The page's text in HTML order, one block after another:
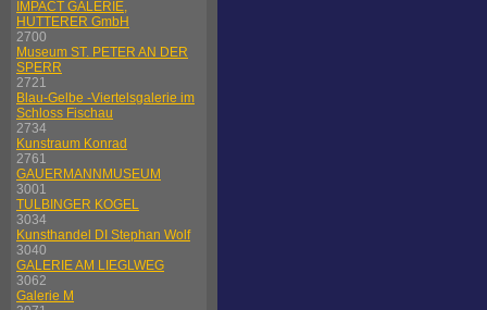
IMPACT GALERIE,
HUTTERER GmbH
2700
Museum ST. PETER AN DER
SPERR
2721
Blau-Gelbe -Viertelsgalerie im
Schloss Fischau
2734
Kunstraum Konrad
2761
GAUERMANNMUSEUM
3001
TULBINGER KOGEL
3034
Kunsthandel DI Stephan Wolf
3040
GALERIE AM LIEGLWEG
3062
Galerie M